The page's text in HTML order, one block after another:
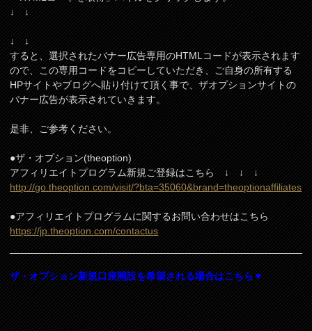
↓ ↓
↓ ↓
すると、選択されたバナー広告専用のHTMLコードが表示されます
ので、この専用コードをコピーしていただき、ご自身の所有する
HPサイトやブログへ貼り付けて頂く事で、ザオプションサイトの
バナー広告が表示されていきます。
是非、ご参考ください。
●ザ・オプション(theoption)
アフィリエイトプログラム新規ご登録はこちら ↓ ↓ ↓
http://go.theoption.com/visit/?bta=35060&brand=theoptionaffiliates
●アフィリエイトプログラムに関するお問い合わせはこちら
https://jp.theoption.com/contactus
ザ・オプション新規口座開設を希望される場合はこちら▼